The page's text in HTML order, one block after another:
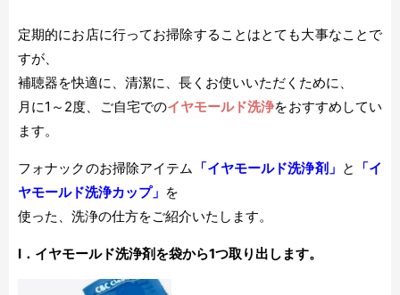
定期的にお店に行ってお掃除することはとても大事なことで
すが、
補聴器を快適に、清潔に、長くお使いいただくために、
月に1～2度、ご自宅でのイヤモールド洗浄をおすすめしてい
ます。
フォナックのお掃除アイテム 「イヤモールド洗浄剤」 と
「イ
ヤモールド洗浄カップ」 を
使った、洗浄の仕方をご紹介いたします。
Ⅰ．イヤモールド洗浄剤を袋から1つ取り出します。